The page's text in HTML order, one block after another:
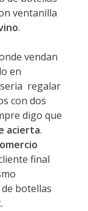
ventanilla
.
vendan
en
regalar
con dos
digo que
acierta.
final
botellas